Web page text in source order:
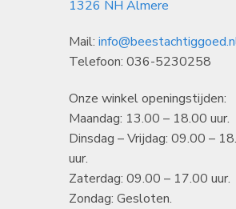
1326 NH Almere
Mail:
Telefoon: 036-5230258
Onze winkel openingstijden:
Maandag: 13.00 – 18.00 uur.
Dinsdag – Vrijdag: 09.00 –
uur.
Zaterdag: 09.00 – 17.00 uur.
Zondag: Gesloten.